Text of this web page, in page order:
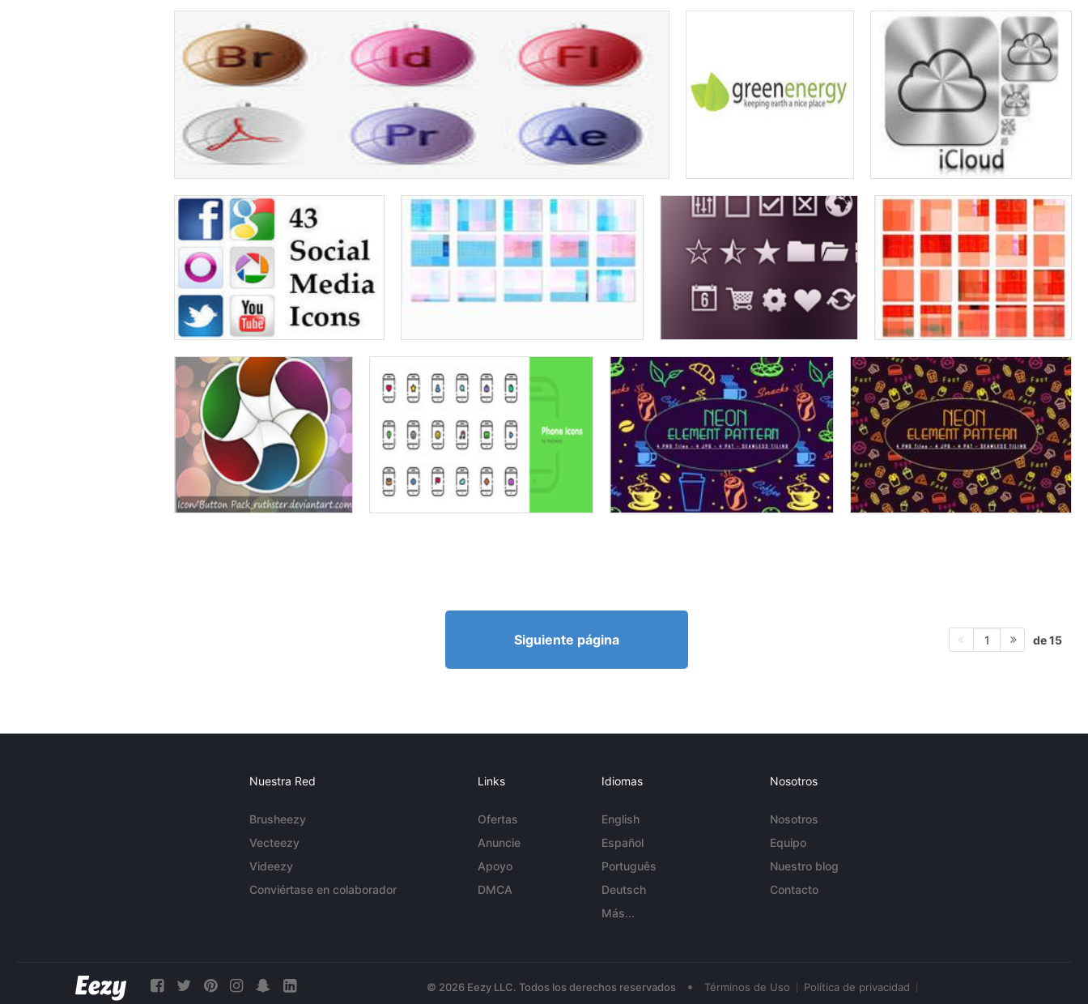
Siguiente página 1 de 15
Nuestra Red
Brusheezy
Vecteezy
Videezy
Conviértase en colaborador
Links
Ofertas
Anuncie
Apoyo
DMCA
Idiomas
English
Español
Português
Deutsch
Más...
Nosotros
Nosotros
Equipo
Nuestro blog
Contacto
© 2026 Eezy LLC. Todos los derechos reservados • Términos de Uso Política de privacidad